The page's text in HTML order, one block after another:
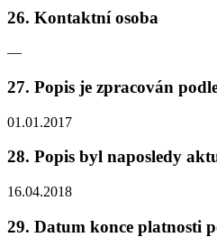
26. Kontaktní osoba
—
27. Popis je zpracován
01.01.2017
28. Popis byl naposledy
16.04.2018
29. Datum konce platnosti